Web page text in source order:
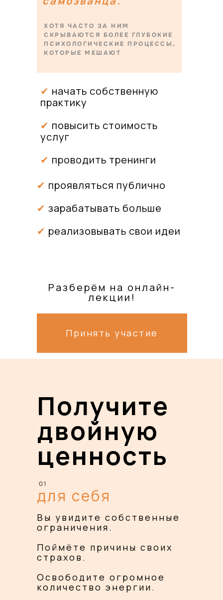
делать?
✔ начать собственную
практику
✔ повысить стоимость
услуг
✔ проводить тренинги
✔ проявляться публично
✔ зарабатывать больше
✔ реализовывать свои идеи
Принять участие
ХОТЯ ЧАСТО ЗА НИМ
СКРЫВАЮТСЯ БОЛЕЕ ГЛУБОКИЕ
ПСИХОЛОГИЧЕСКИЕ ПРОЦЕССЫ,
КОТОРЫЕ МЕШАЮТ
Разберём на онлайн-
лекции!
01
для себя
Получите
двойную
ценность
Вы увидите собственные
ограничения.
Поймёте причины своих
страхов.
Освободите огромное
количество энергии.